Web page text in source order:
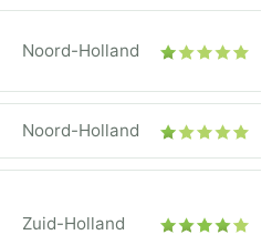
Noord-Holland
Noord-Holland
Zuid-Holland